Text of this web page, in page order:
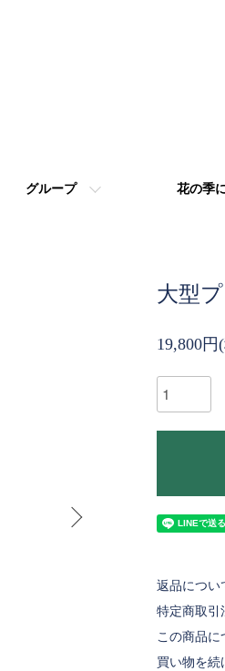
グループ 花の季
大型
19,800円
返品につい
特定商取引
この商品に
買い物を続